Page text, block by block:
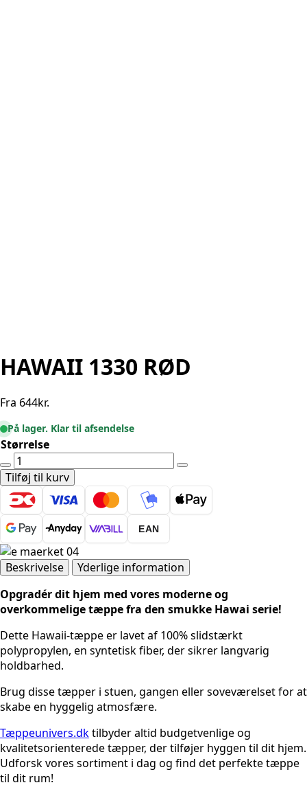
HAWAII 1330 RØD
Fra 644kr.
På lager. Klar til afsendelse
Størrelse
HAWAII
1330
RØD
antal
Tilføj til kurv
EAN
Beskrivelse
Yderlige information
Opgradér dit hjem med vores moderne og
overkommelige tæppe fra den smukke Hawai serie!
Dette Hawaii-tæppe er lavet af 100% slidstærkt
polypropylen, en syntetisk fiber, der sikrer langvarig
holdbarhed.
Brug disse tæpper i stuen, gangen eller soveværelset for at
skabe en hyggelig atmosfære.
Tæppeunivers.dktilbyder altid budgetvenlige og
kvalitetsorienterede tæpper, der tilføjer hyggen til dit hjem.
Udforsk vores sortiment i dag og find det perfekte tæppe
til dit rum!